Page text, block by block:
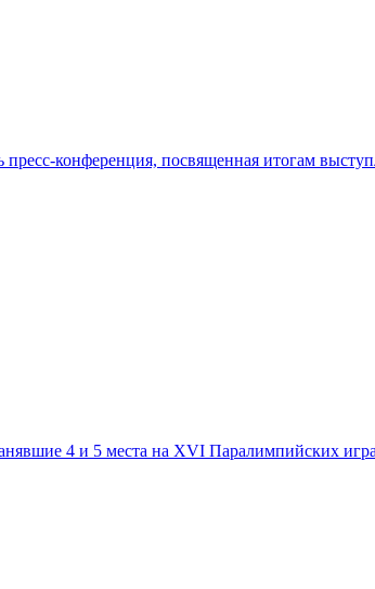
конференция, посвященная итогам
4 и 5 места на XVI Паралимпийских